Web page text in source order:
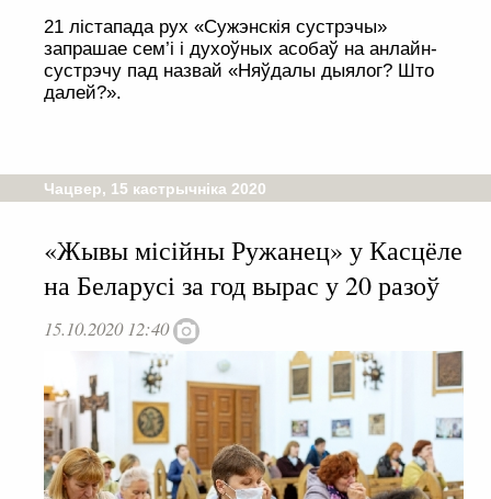
21 лістапада рух «Сужэнскія сустрэчы»
запрашае сем’і і духоўных асобаў на анлайн-
сустрэчу пад назвай «Няўдалы дыялог? Што
далей?».
Чацвер, 15 кастрычніка 2020
«Жывы місійны Ружанец» у Касцёле
на Беларусі за год вырас у 20 разоў
15.10.2020 12:40